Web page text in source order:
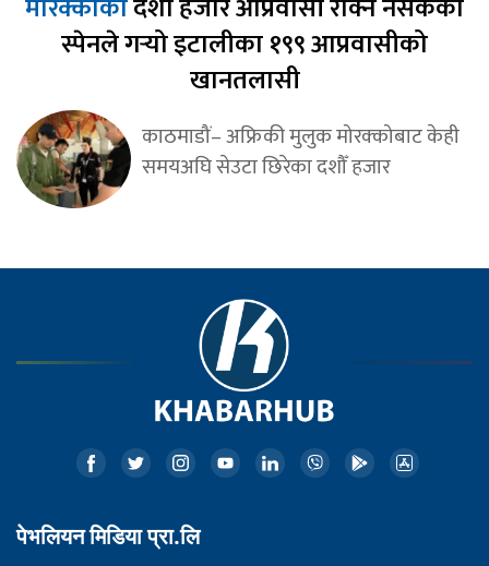
मोरक्कोकादशौँ हजार आप्रवासी रोक्न नसकेको
स्पेनले गर्‍यो इटालीका १९९ आप्रवासीको
खानतलासी
काठमाडौं– अफ्रिकी मुलुक मोरक्कोबाट केही
समयअघि सेउटा छिरेका दशौँ हजार
पेभलियन मिडिया प्रा.लि